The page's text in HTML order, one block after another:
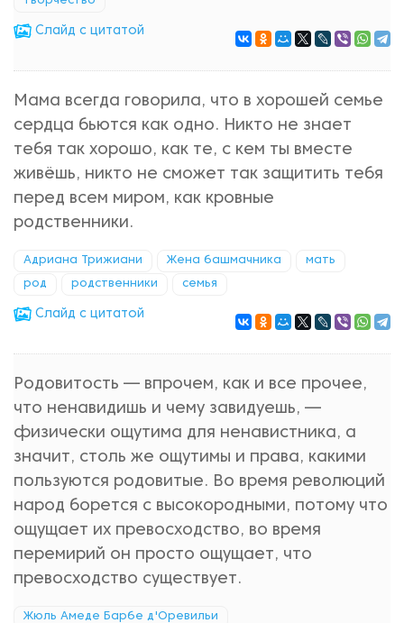
Cлайд с цитатой
Мама всегда говорила, что в хорошей семье
сердца бьются как одно. Никто не знает
тебя так хорошо, как те, с кем ты вместе
живёшь, никто не сможет так защитить тебя
перед всем миром, как кровные
родственники.
Адриана Трижиани Жена башмачника мать
род родственники семья
Cлайд с цитатой
Родовитость — впрочем, как и все прочее,
что ненавидишь и чему завидуешь, —
физически ощутима для ненавистника, а
значит, столь же ощутимы и права, какими
пользуются родовитые. Во время революций
народ борется с высокородными, потому что
ощущает их превосходство, во время
перемирий он просто ощущает, что
превосходство существует.
Жюль Амеде Барбе д'Оревильи